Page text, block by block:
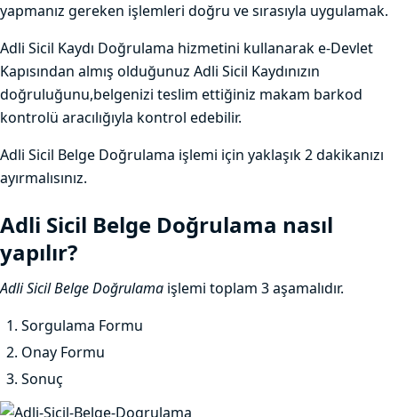
yapmanız gereken işlemleri doğru ve sırasıyla uygulamak.
Adli Sicil Kaydı Doğrulama hizmetini kullanarak e-Devlet
Kapısından almış olduğunuz Adli Sicil Kaydınızın
doğruluğunu,belgenizi teslim ettiğiniz makam barkod
kontrolü aracılığıyla kontrol edebilir.
Adli Sicil Belge Doğrulama işlemi için yaklaşık 2 dakikanızı
ayırmalısınız.
Adli Sicil Belge Doğrulama nasıl
yapılır?
Adli Sicil Belge Doğrulama işlemi toplam 3 aşamalıdır.
Sorgulama Formu
Onay Formu
Sonuç